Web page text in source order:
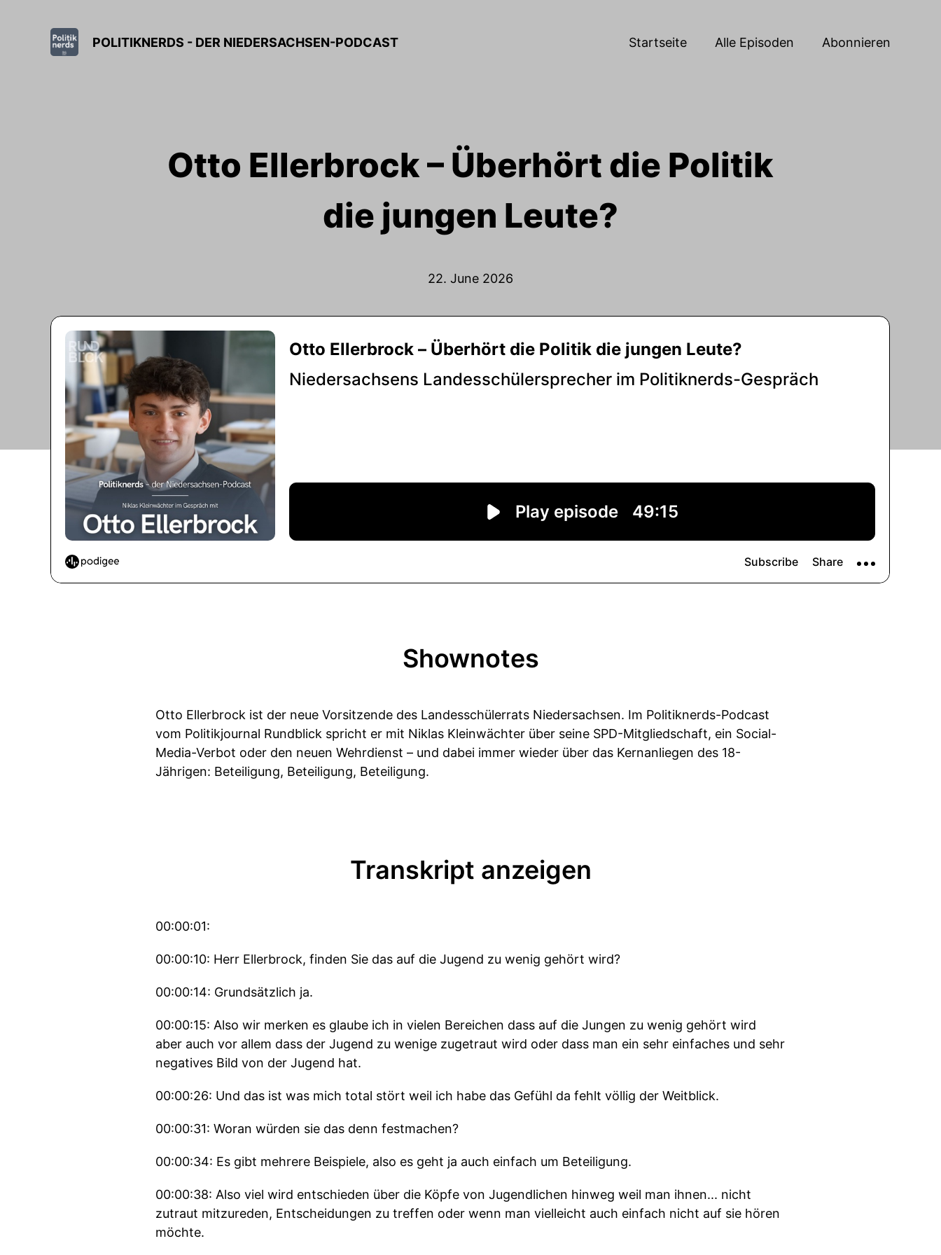
POLITIKNERDS - DER NIEDERSACHSEN-PODCAST Startseite Alle Episoden Abonnieren
Otto Ellerbrock – Überhört die Politik
die jungen Leute?
22. June 2026
Shownotes
Otto Ellerbrock ist der neue Vorsitzende des Landesschülerrats Niedersachsen. Im Politiknerds-Podcast
vom Politikjournal Rundblick spricht er mit Niklas Kleinwächter über seine SPD-Mitgliedschaft, ein Social-
Media-Verbot oder den neuen Wehrdienst – und dabei immer wieder über das Kernanliegen des 18-
Jährigen: Beteiligung, Beteiligung, Beteiligung.
Transkript anzeigen
00:00:01:
00:00:10: Herr Ellerbrock, finden Sie das auf die Jugend zu wenig gehört wird?
00:00:14: Grundsätzlich ja.
00:00:15: Also wir merken es glaube ich in vielen Bereichen dass auf die Jungen zu wenig gehört wird
aber auch vor allem dass der Jugend zu wenige zugetraut wird oder dass man ein sehr einfaches und sehr
negatives Bild von der Jugend hat.
00:00:26: Und das ist was mich total stört weil ich habe das Gefühl da fehlt völlig der Weitblick.
00:00:31: Woran würden sie das denn festmachen?
00:00:34: Es gibt mehrere Beispiele, also es geht ja auch einfach um Beteiligung.
00:00:38: Also viel wird entschieden über die Köpfe von Jugendlichen hinweg weil man ihnen... nicht
zutraut mitzureden, Entscheidungen zu treffen oder wenn man vielleicht auch einfach nicht auf sie hören
möchte.